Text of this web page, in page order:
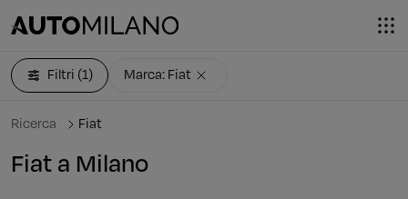
Ricerca Fiat
Fiat a Milano
Filtri (1) Marca: Fiat